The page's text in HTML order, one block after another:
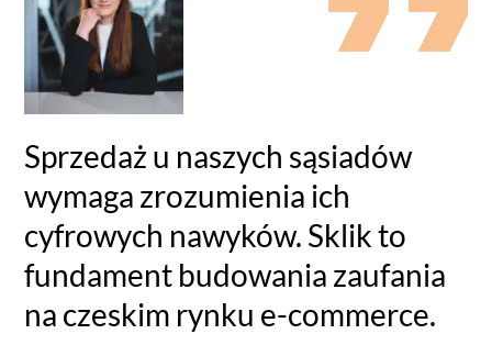
Sprzedaż u naszych sąsiadów
wymaga zrozumienia ich
cyfrowych nawyków. Sklik to
fundament budowania zaufania
na czeskim rynku e-commerce.